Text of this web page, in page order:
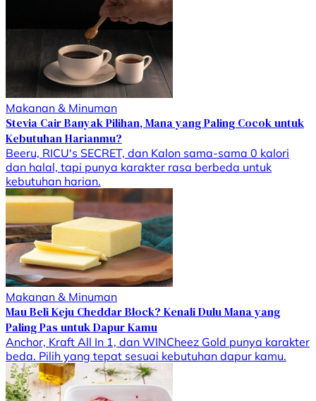
Makanan & Minuman
Stevia Cair Banyak Pilihan, Mana yang Paling Cocok untuk
Kebutuhan Harianmu?
Beeru, RICU's SECRET, dan Kalon sama-sama 0 kalori
dan halal, tapi punya karakter rasa berbeda untuk
kebutuhan harian.
Makanan & Minuman
Mau Beli Keju Cheddar Block? Kenali Dulu Mana yang
Paling Pas untuk Dapur Kamu
Anchor, Kraft All In 1, dan WINCheez Gold punya karakter
beda. Pilih yang tepat sesuai kebutuhan dapur kamu.